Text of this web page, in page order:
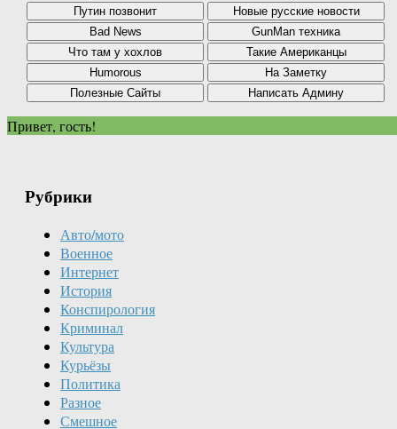
Привет, гость!
Рубрики
Авто/мото
Военное
Интернет
История
Конспирология
Криминал
Культура
Курьёзы
Политика
Разное
Смешное